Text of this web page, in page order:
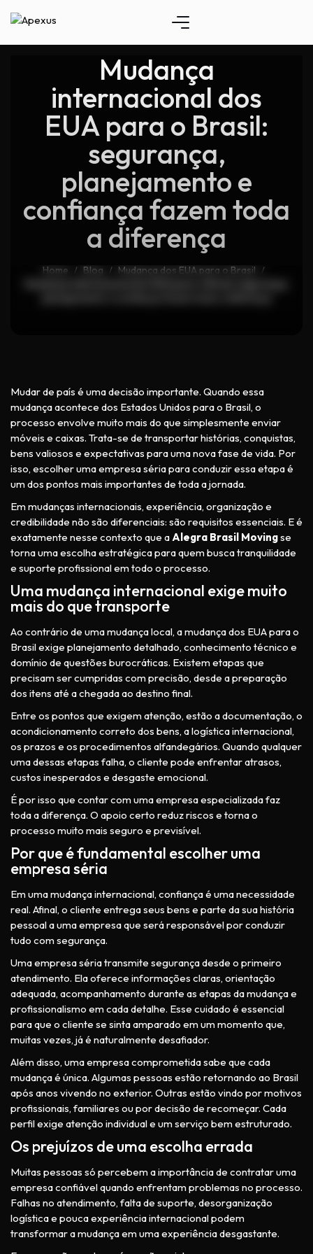
Mudança
internacional dos
EUA para o Brasil:
segurança,
planejamento e
confiança fazem toda
a diferença
Home / Blog / Mudança dos EUA para o Brasil /
Mudar de país é uma decisão importante. Quando essa
mudança acontece dos Estados Unidos para o Brasil, o
processo envolve muito mais do que simplesmente enviar
móveis e caixas. Trata-se de transportar histórias, conquistas,
bens valiosos e expectativas para uma nova fase de vida. Por
isso, escolher uma empresa séria para conduzir essa etapa é
um dos pontos mais importantes de toda a jornada.
Em mudanças internacionais, experiência, organização e
credibilidade não são diferenciais: são requisitos essenciais. E é
exatamente nesse contexto que aAlegra Brasil Movingse
torna uma escolha estratégica para quem busca tranquilidade
e suporte profissional em todo o processo.
Uma mudança internacional exige muito
mais do que transporte
Ao contrário de uma mudança local, a mudança dos EUA para o
Brasil exige planejamento detalhado, conhecimento técnico e
domínio de questões burocráticas. Existem etapas que
precisam ser cumpridas com precisão, desde a preparação
dos itens até a chegada ao destino final.
Entre os pontos que exigem atenção, estão a documentação, o
acondicionamento correto dos bens, a logística internacional,
os prazos e os procedimentos alfandegários. Quando qualquer
uma dessas etapas falha, o cliente pode enfrentar atrasos,
custos inesperados e desgaste emocional.
É por isso que contar com uma empresa especializada faz
toda a diferença. O apoio certo reduz riscos e torna o
processo muito mais seguro e previsível.
Por que é fundamental escolher uma
empresa séria
Em uma mudança internacional, confiança é uma necessidade
real. Afinal, o cliente entrega seus bens e parte da sua história
pessoal a uma empresa que será responsável por conduzir
tudo com segurança.
Uma empresa séria transmite segurança desde o primeiro
atendimento. Ela oferece informações claras, orientação
adequada, acompanhamento durante as etapas da mudança e
profissionalismo em cada detalhe. Esse cuidado é essencial
para que o cliente se sinta amparado em um momento que,
muitas vezes, já é naturalmente desafiador.
Além disso, uma empresa comprometida sabe que cada
mudança é única. Algumas pessoas estão retornando ao Brasil
após anos vivendo no exterior. Outras estão vindo por motivos
profissionais, familiares ou por decisão de recomeçar. Cada
perfil exige atenção individual e um serviço bem estruturado.
Os prejuízos de uma escolha errada
Muitas pessoas só percebem a importância de contratar uma
empresa confiável quando enfrentam problemas no processo.
Falhas no atendimento, falta de suporte, desorganização
logística e pouca experiência internacional podem
transformar a mudança em uma experiência desgastante.